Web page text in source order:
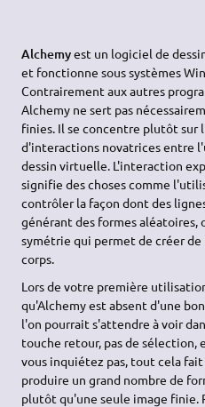
Alchemyest un logiciel de
et fonctionne sous systèmes
Contrairement aux autres
Alchemy ne sert pas
finies. Il se concentre plutôt
d'interactions novatrices entre
dessin virtuelle. L'interaction
signifie des choses comme
contrôler la façon dont des
générant des formes aléatoires,
symétrie qui permet de créer de
corps.
Lors de votre première
qu'Alchemy est absent d'une
l'on pourrait s'attendre à voir
touche retour, pas de sélection,
vous inquiétez pas, tout cela
produire un grand nombre de
plutôt qu'une seule image finie.